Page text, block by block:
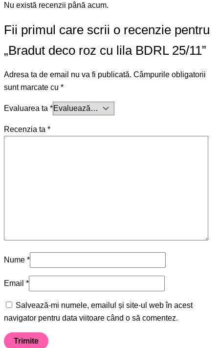
Nu există recenzii până acum.
Fii primul care scrii o recenzie pentru
„Bradut deco roz cu lila BDRL 25/11”
Adresa ta de email nu va fi publicată. Câmpurile obligatorii
sunt marcate cu *
Evaluarea ta *
Recenzia ta *
Nume *
Email *
Salvează-mi numele, emailul și site-ul web în acest
navigator pentru data viitoare când o să comentez.